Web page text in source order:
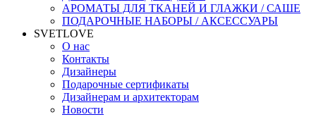
АРОМАТЫ ДЛЯ ТКАНЕЙ И ГЛАЖКИ / САШЕ
ПОДАРОЧНЫЕ НАБОРЫ / АКСЕССУАРЫ
SVETLOVE
О нас
Контакты
Дизайнеры
Подарочные сертификаты
Дизайнерам и архитекторам
Новости